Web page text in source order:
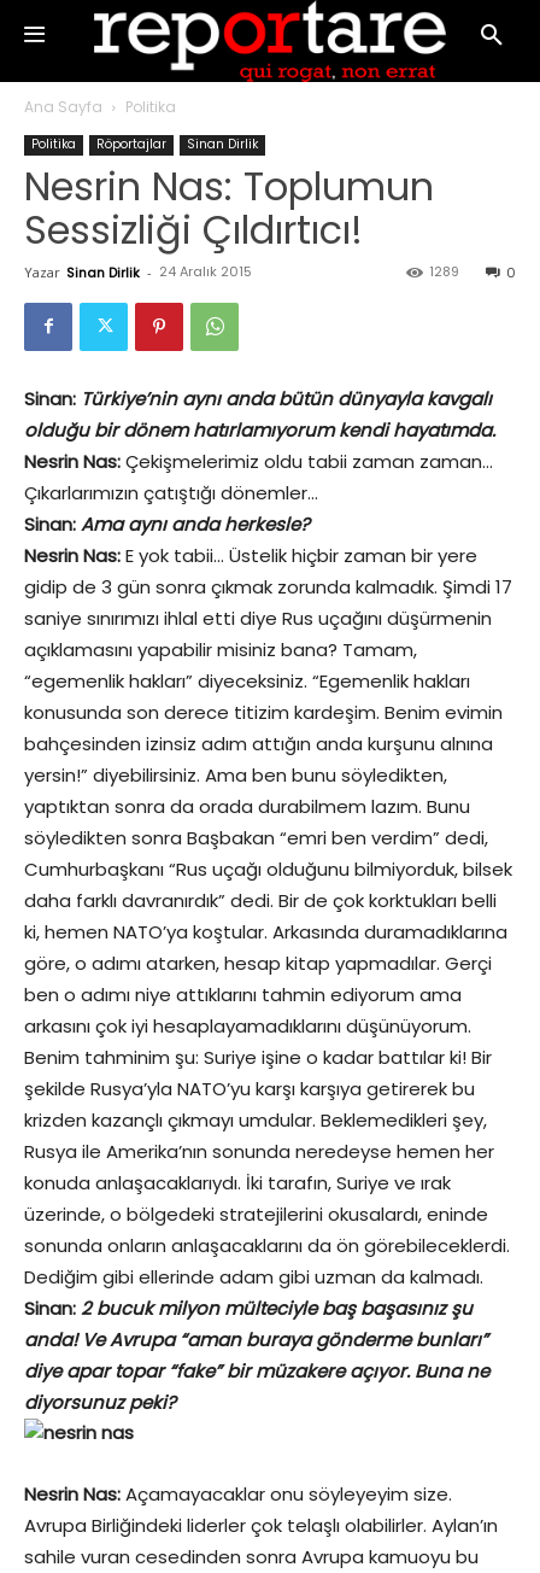
Ana Sayfa Politika
Politika Röportajlar Sinan Dirlik
Nesrin Nas: Toplumun
Sessizliği Çıldırtıcı!
Yazar Sinan Dirlik - 24 Aralık 2015 0
1289
Sinan: Türkiye’nin aynı anda bütün dünyayla kavgalı
olduğu bir dönem hatırlamıyorum kendi hayatımda.
Nesrin Nas:Çekişmelerimiz oldu tabii zaman zaman…
Çıkarlarımızın çatıştığı dönemler…
Sinan:Ama aynı anda herkesle?
Nesrin Nas:E yok tabii… Üstelik hiçbir zaman bir yere
gidip de 3 gün sonra çıkmak zorunda kalmadık. Şimdi 17
saniye sınırımızı ihlal etti diye Rus uçağını düşürmenin
açıklamasını yapabilir misiniz bana? Tamam,
“egemenlik hakları” diyeceksiniz. “Egemenlik hakları
konusunda son derece titizim kardeşim. Benim evimin
bahçesinden izinsiz adım attığın anda kurşunu alnına
yersin!” diyebilirsiniz. Ama ben bunu söyledikten,
yaptıktan sonra da orada durabilmem lazım. Bunu
söyledikten sonra Başbakan “emri ben verdim” dedi,
Cumhurbaşkanı “Rus uçağı olduğunu bilmiyorduk, bilsek
daha farklı davranırdık” dedi. Bir de çok korktukları belli
ki, hemen NATO’ya koştular. Arkasında duramadıklarına
göre, o adımı atarken, hesap kitap yapmadılar. Gerçi
ben o adımı niye attıklarını tahmin ediyorum ama
arkasını çok iyi hesaplayamadıklarını düşünüyorum.
Benim tahminim şu: Suriye işine o kadar battılar ki! Bir
şekilde Rusya’yla NATO’yu karşı karşıya getirerek bu
krizden kazançlı çıkmayı umdular. Beklemedikleri şey,
Rusya ile Amerika’nın sonunda neredeyse hemen her
konuda anlaşacaklarıydı. İki tarafın, Suriye ve ırak
üzerinde, o bölgedeki stratejilerini okusalardı, eninde
sonunda onların anlaşacaklarını da ön görebileceklerdi.
Dediğim gibi ellerinde adam gibi uzman da kalmadı.
Sinan:2 bucuk milyon mülteciyle baş başasınız şu
anda! Ve Avrupa “aman buraya gönderme bunları”
diye apar topar “fake” bir müzakere açıyor. Buna ne
diyorsunuz peki?
Nesrin Nas:Açamayacaklar onu söyleyeyim size.
Avrupa Birliğindeki liderler çok telaşlı olabilirler. Aylan’ın
sahile vuran cesedinden sonra Avrupa kamuoyu bu